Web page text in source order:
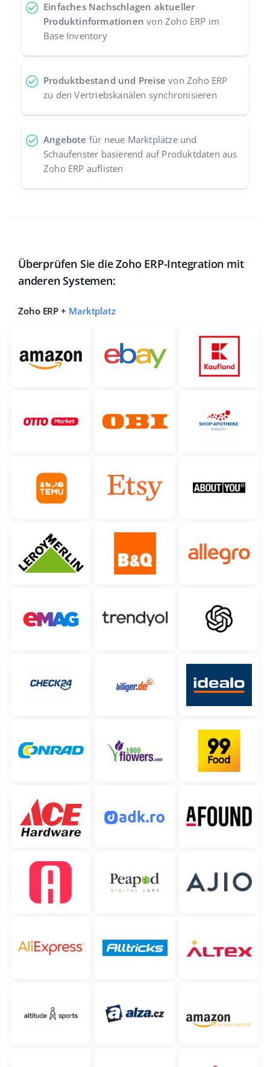
Einfaches Nachschlagen aktueller
Produktinformationenvon Zoho ERP im
Base Inventory
Produktbestand und Preisevon Zoho ERP
zu den Vertriebskanälen synchronisieren
Angebote für neue Marktplätze und
Schaufenster basierend auf Produktdaten aus
Zoho ERP auflisten
Überprüfen Sie die Zoho ERP-Integration mit
anderen Systemen:
Zoho ERP + Marktplatz